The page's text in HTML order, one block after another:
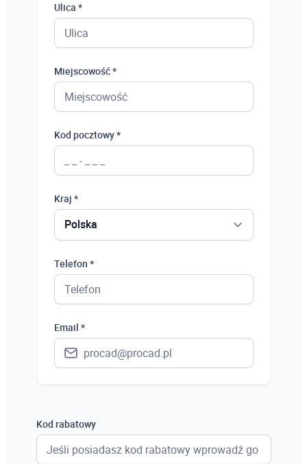
Ulica *
Miejscowość *
Kod pocztowy *
Kraj *
Polska
Telefon *
Email *
Kod rabatowy
Polska
Ukraina
Niemcy
Wielka Brytania
Włochy
Francja